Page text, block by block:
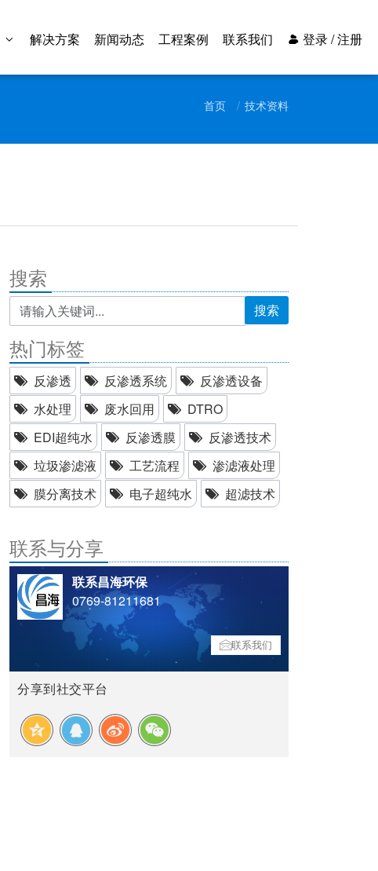
解决方案 新闻动态 工程案例 联系我们 登录 / 注册
首页 技术资料
搜索
搜索
热门标签
反渗透 反渗透系统
反渗透设备
水处理
废水回用
DTRO
EDI超纯水
反渗透膜
反渗透技术
垃圾渗滤液
工艺流程
渗滤液处理
膜分离技术
电子超纯水 超滤技术
联系与分享
联系昌海环保
0769-81211681
联系我们
分享到社交平台